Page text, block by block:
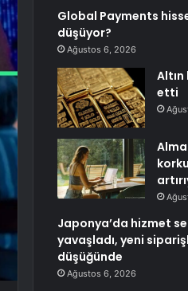
Global Payments
düşüyor?
Ağustos 6, 2026
etti
Japonya’da hizmet
yavaşladı, yeni
düşüğünde
Ağustos 6, 2026